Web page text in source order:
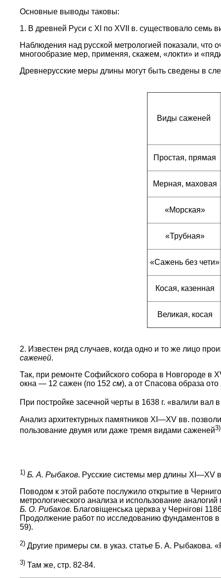
Основные выводы таковы:
1. В древней Руси с XI по XVII в. существовало семь
Наблюдения над русской метрологией показали,
многообразие мер, применяя, скажем, «локти» и
Древнерусские меры длины могут быть сведены в
Виды саженей
Простая, прямая
Мерная, маховая
«Морская»
«Трубная»
«Сажень без чети»
Косая, казенная
Великая, косая
2. Известен ряд случаев, когда одно и то же лицо
саженей.
Так, при ремонте Софийского собора в Новгороде в
окна — 12 сажен (по 152 см), а от Спасова образа
При постройке засечной черты в 1638 г. «валили вал
Анализ архитектурных памятников XI—XV вв.
пользование двумя или даже тремя видами саженей3)
1) Б. А. Рыбаков. Русские системы мер длины XI—XV
Поводом к этой работе послужило открытие в
метрологического анализа и использование
Б. О. Рибаков. Благовiщенська церква у Чернiговi
Продолжение работ по исследованию фундаментов
59).
2) Другие примеры см. в указ. статье Б. А. Рыбакова.
3) Там же, стр. 82-84.